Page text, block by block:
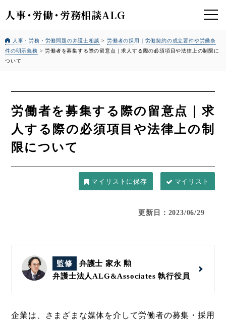
人事・労働・労務相談ALG
人事・労務・労働問題の弁護士相談 >労働者の採用｜労働契約の成立要件や労働条
件の明示義務 >労働者を募集する際の留意点｜求人する際の必須項目や法律上の制限に
ついて
労働者を募集する際の留意点｜求
人する際の必須項目や法律上の制
限について
マイリスト
更新日：2023/06/29
監修
弁護士 家永 勲
弁護士法人ALG&Associates執行役員
企業は、さまざまな媒体を介して労働者の募集・採用